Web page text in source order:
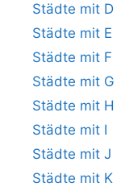
Städte mit D
Städte mit E
Städte mit F
Städte mit G
Städte mit H
Städte mit I
Städte mit J
Städte mit K